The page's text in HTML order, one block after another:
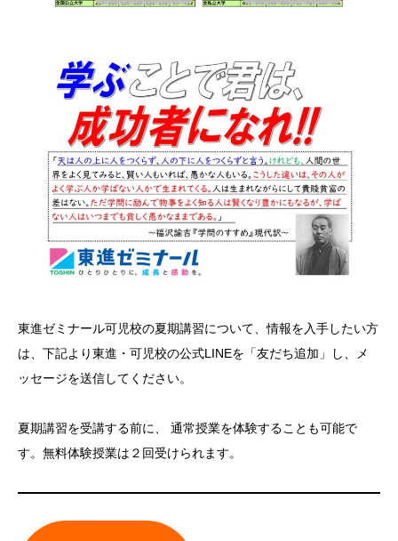
東進ゼミナール可児校の夏期講習について、情報を入手したい方
は、下記より東進・可児校の公式LINEを「友だち追加」し、メ
ッセージを送信してください。
夏期講習を受講する前に、 通常授業を体験することも可能で
す。無料体験授業は２回受けられます。